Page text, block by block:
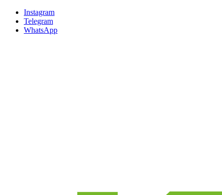
Instagram
Telegram
WhatsApp